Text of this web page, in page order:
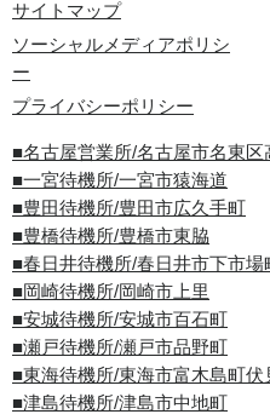
サイトマップ
ソーシャルメディアポリシ
ー
プライバシーポリシー
■名古屋営業所/名古屋市名東区
■一宮待機所/一宮市猿海道
■豊田待機所/豊田市広久手町
■豊橋待機所/豊橋市東脇
■春日井待機所/春日井市下市場
■岡崎待機所/岡崎市上里
■安城待機所/安城市百石町
■瀬戸待機所/瀬戸市品野町
■東海待機所/東海市富木島町伏
■津島待機所/津島市中地町